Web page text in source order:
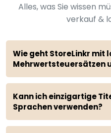
Alles, was Sie wissen
verkauf &
Wie geht StoreLinkr mit
Mehrwertsteuersätzen
Kann ich einzigartige
Sprachen verwenden?